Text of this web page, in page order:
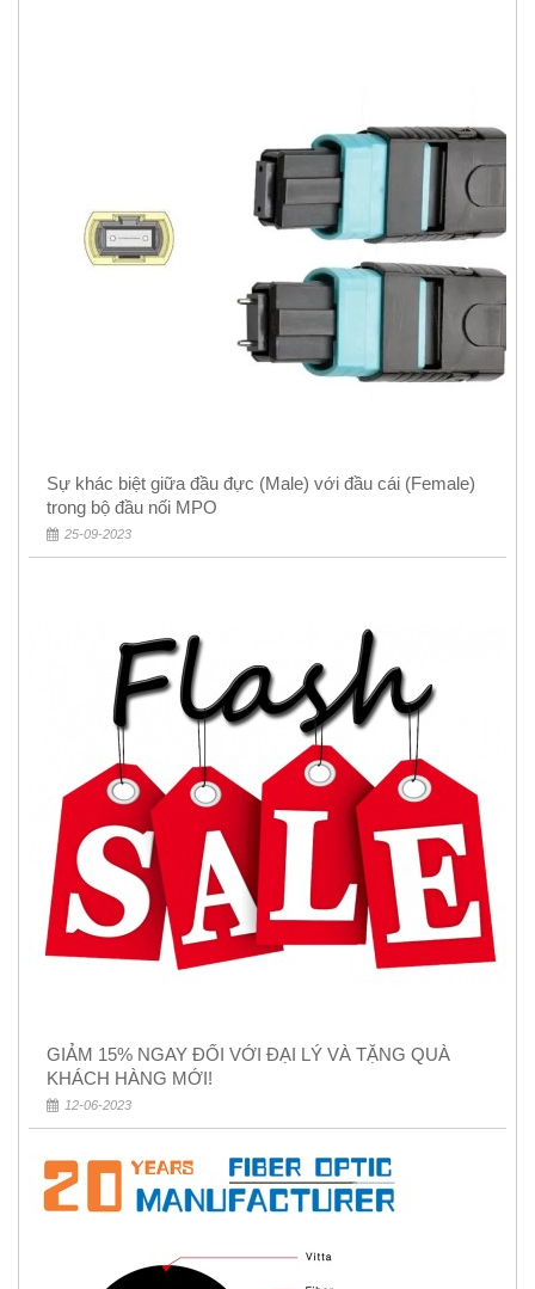
Sự khác biệt giữa đầu đực (Male) với đầu cái (Female)
trong bộ đầu nối MPO
25-09-2023
GIẢM 15% NGAY ĐỐI VỚI ĐẠI LÝ VÀ TẶNG QUÀ
KHÁCH HÀNG MỚI!
12-06-2023